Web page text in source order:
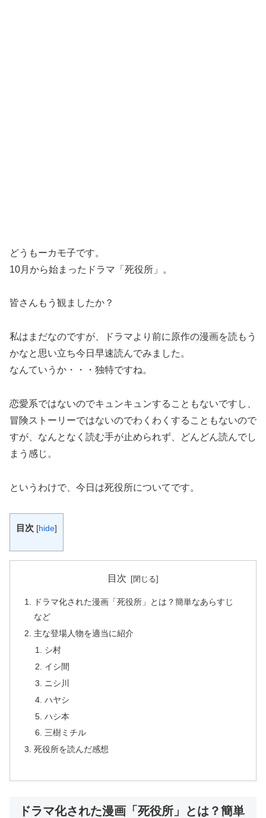
どうもーカモ子です。
10月から始まったドラマ「死役所」。
皆さんもう観ましたか？
私はまだなのですが、ドラマより前に原作の漫画を読もう
かなと思い立ち今日早速読んでみました。
なんていうか・・・ 独特ですね。
恋愛系ではないのでキュンキュンすることもないですし、
冒険ストーリーではないのでわくわくすることもないので
すが、なんとなく読む手が止められず、どんどん読んでし
まう感じ。
というわけで、今日は死役所についてです。
目次 [hide]
目次
ドラマ化された漫画「死役所」とは？簡単なあらすじ
など
主な登場人物を適当に紹介
シ村
イシ間
ニシ川
ハヤシ
ハシ本
三樹ミチル
死役所を読んだ感想
ドラマ化された漫画「死役所」とは？簡単